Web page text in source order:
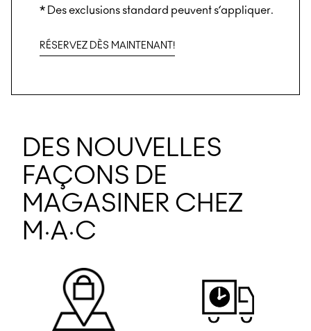
* Des exclusions standard peuvent s’appliquer.
RÉSERVEZ DÈS MAINTENANT!
DES NOUVELLES
FAÇONS DE
MAGASINER CHEZ
M·A·C